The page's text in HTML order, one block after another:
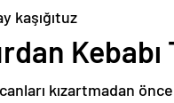
kaşığıtuz
kızartmadan önce